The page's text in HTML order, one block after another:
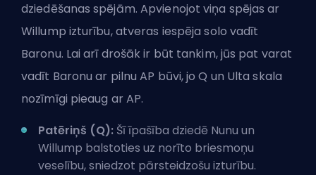
dziedēšanas spējām. Apvienojot viņa spējas ar
Willump izturību, atveras iespēja solo vadīt
Baronu. Lai arī drošāk ir būt tankim, jūs pat varat
vadīt Baronu ar pilnu AP būvi, jo Q un Ulta skala
nozīmīgi pieaug ar AP.
Patēriņš (Q): Šī īpašība dziedē Nunu un
Willump balstoties uz norīto briesmoņu
veselību, sniedzot pārsteidzošu izturību.